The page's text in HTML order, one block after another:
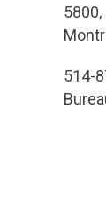
514-